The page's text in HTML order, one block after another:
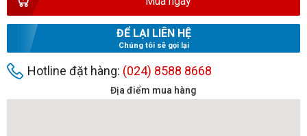
ĐỂ LẠI LIÊN HỆ
Chúng tôi sẽ gọi lại
Hotline đặt hàng: (024) 8588 8668
Địa điểm mua hàng